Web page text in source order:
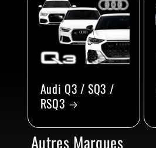
Audi Q3 / SQ3 /
RSQ3
Autres Marques